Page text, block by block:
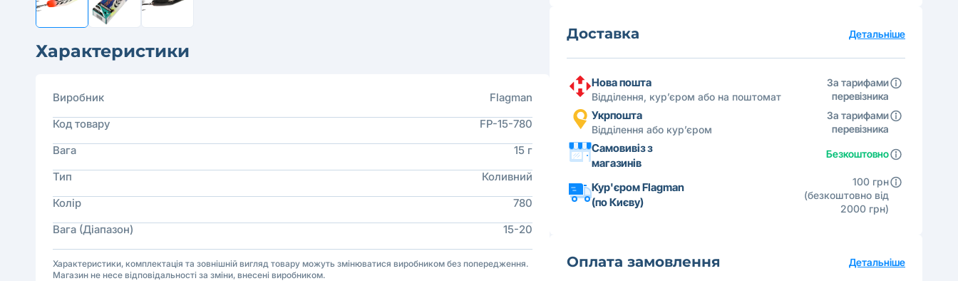
Характеристики
Виробник
Flagman
Код товару
FP-15-780
Вага
15 г
Тип
Коливний
Колір
780
Вага (Діапазон)
15-20
Характеристики, комплектація та зовнішній вигляд товару можуть змінюватися виробником без попередження.
Магазин не несе відповідальності за зміни, внесені виробником.
Доставка Детальніше
Нова пошта
Відділення, кур’єром або на поштомат
За тарифами
перевізника
Укрпошта
Відділення або кур’єром
За тарифами
перевізника
Самовивіз з
магазинів
Безкоштовно
Кур'єром Flagman
(по Києву)
100 грн
(безкоштовно від
2000 грн)
Оплата замовлення Детальніше